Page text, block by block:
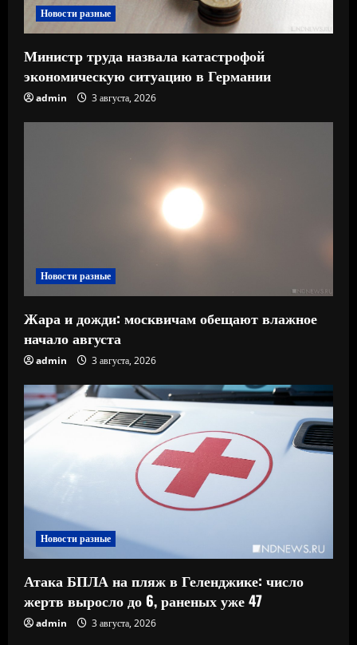
Новости разные
Министр труда назвала катастрофой
экономическую ситуацию в Германии
admin 3 августа, 2026
Новости разные
Жара и дожди: москвичам обещают влажное
начало августа
admin 3 августа, 2026
Новости разные
Атака БПЛА на пляж в Геленджике: число
жертв выросло до 6, раненых уже 47
admin 3 августа, 2026